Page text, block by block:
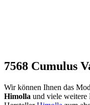
7568 Cumulus
Wir können Ihnen das
Himolla und viele weitere